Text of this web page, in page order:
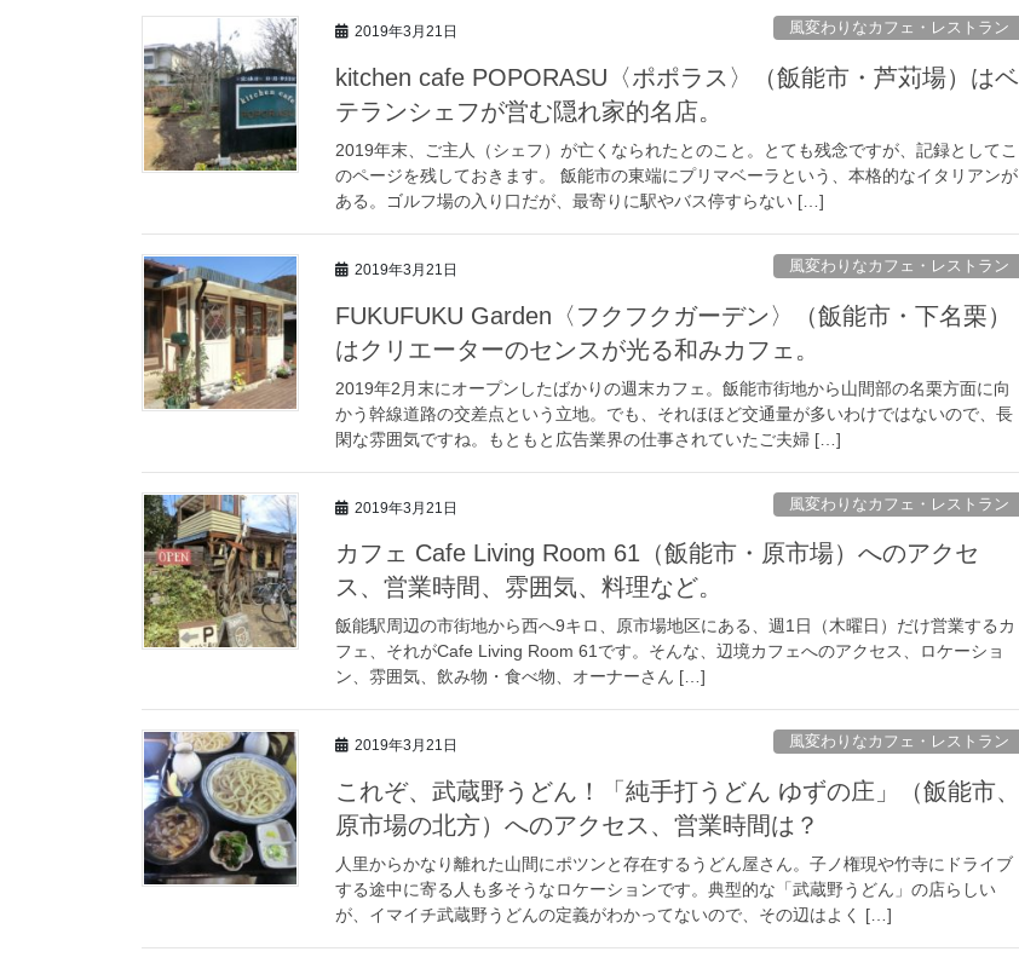
2019年3月21日 風変わりなカフェ・レストラン
kitchen cafe POPORASU〈ポポラス〉（飯能市・芦苅場）はベ
テランシェフが営む隠れ家的名店。
2019年末、ご主人（シェフ）が亡くなられたとのこと。とても残念ですが、記録としてこ
のページを残しておきます。 飯能市の東端にプリマベーラという、本格的なイタリアンが
ある。ゴルフ場の入り口だが、最寄りに駅やバス停すらない […]
2019年3月21日 風変わりなカフェ・レストラン
FUKUFUKU Garden〈フクフクガーデン〉（飯能市・下名栗）
はクリエーターのセンスが光る和みカフェ。
2019年2月末にオープンしたばかりの週末カフェ。飯能市街地から山間部の名栗方面に向
かう幹線道路の交差点という立地。でも、それほほど交通量が多いわけではないので、長
閑な雰囲気ですね。もともと広告業界の仕事されていたご夫婦 […]
2019年3月21日 風変わりなカフェ・レストラン
カフェ Cafe Living Room 61（飯能市・原市場）へのアクセ
ス、営業時間、雰囲気、料理など。
飯能駅周辺の市街地から西へ9キロ、原市場地区にある、週1日（木曜日）だけ営業するカ
フェ、それがCafe Living Room 61です。そんな、辺境カフェへのアクセス、ロケーショ
ン、雰囲気、飲み物・食べ物、オーナーさん […]
2019年3月21日 風変わりなカフェ・レストラン
これぞ、武蔵野うどん！「純手打うどん ゆずの庄」（飯能市、
原市場の北方）へのアクセス、営業時間は？
人里からかなり離れた山間にポツンと存在するうどん屋さん。子ノ権現や竹寺にドライブ
する途中に寄る人も多そうなロケーションです。典型的な「武蔵野うどん」の店らしい
が、イマイチ武蔵野うどんの定義がわかってないので、その辺はよく […]